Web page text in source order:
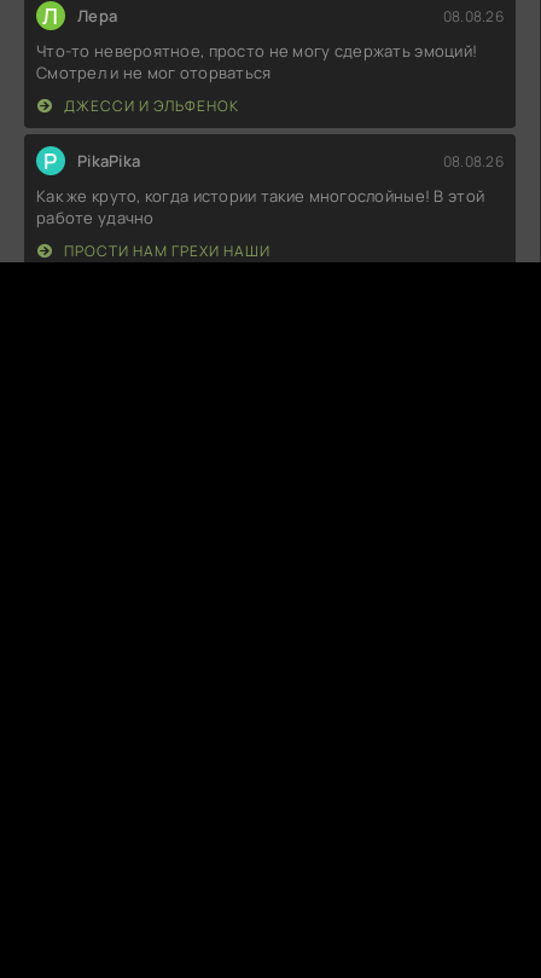
Л Лера 08.08.26
Что-то невероятное, просто не могу сдержать эмоций!
Смотрел и не мог оторваться
ДЖЕССИ И ЭЛЬФЕНОК
P PikaPika 08.08.26
Как же круто, когда истории такие многослойные! В этой
работе удачно
ПРОСТИ НАМ ГРЕХИ НАШИ